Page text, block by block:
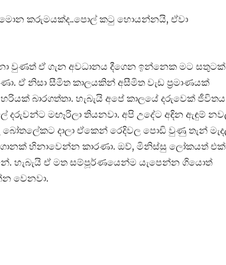
මොන කරුමයක්ද..පොල් කටු හොයන්නයි, ඒවා
වුණත් ඒ ගැන අවධානය දීගෙන ඉන්නෙක මට සතුටක්
ඒ නිසා සීමිත කාලයකින් අසීමිත වැඩ ප්‍රමාණයක්
බාරගත්තා. හැබැයි අපේ කාලයේ දරුවෙක් ජීවිතය
දරුවන්ට මඟෑරිලා තියනවා. අපි උදේට අඳින ඇඳුම්
දාලා ඒකෙන් රෙදිවල පොඩි වුණු තැන්
ගානක් හිනාවෙන්න කාරණා. ඔව්, මිනිස්සු ලෝකයත්
ඒ මත සම්පූර්ණයෙන්ම යැපෙන්න ගියොත්
වෙනවා.